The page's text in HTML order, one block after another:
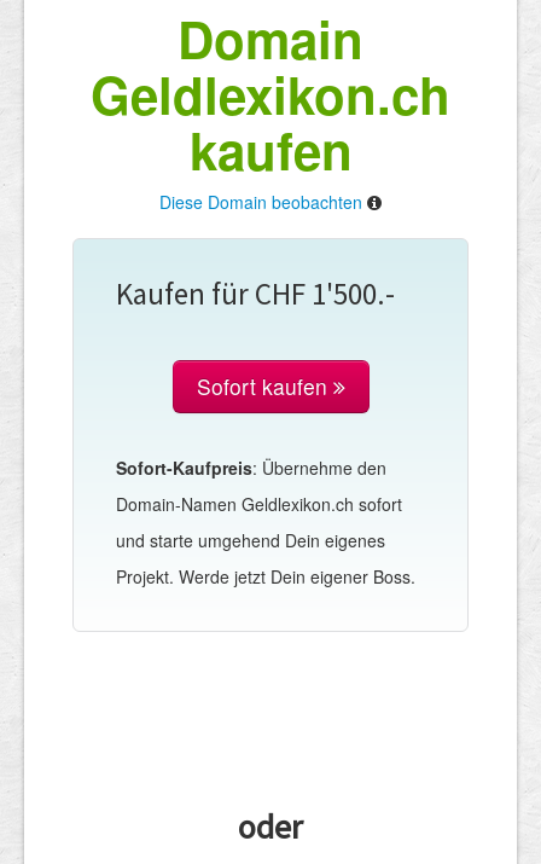
Domain
Geldlexikon.ch
kaufen
Diese Domain beobachten
Kaufen für CHF 1'500.-
Sofort kaufen
Sofort-Kaufpreis: Übernehme den
Domain-Namen Geldlexikon.ch sofort
und starte umgehend Dein eigenes
Projekt. Werde jetzt Dein eigener Boss.
oder